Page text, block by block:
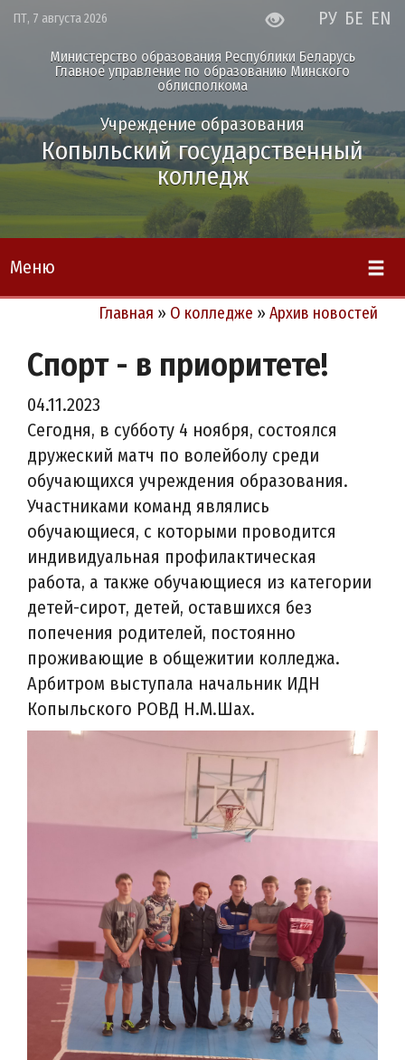
ПТ, 7 августа 2026 РУ БЕ EN
Министерство образования Республики Беларусь
Главное управление по образованию Минского
облисполкома
Учреждение образования
Копыльский государственный
колледж
Меню
Главная » О колледже » Архив новостей
Спорт - в приоритете!
04.11.2023
Сегодня, в субботу 4 ноября, состоялся
дружеский матч по волейболу среди
обучающихся учреждения образования.
Участниками команд являлись
обучающиеся, с которыми проводится
индивидуальная профилактическая
работа, а также обучающиеся из категории
детей-сирот, детей, оставшихся без
попечения родителей, постоянно
проживающие в общежитии колледжа.
Арбитром выступала начальник ИДН
Копыльского РОВД Н.М.Шах.